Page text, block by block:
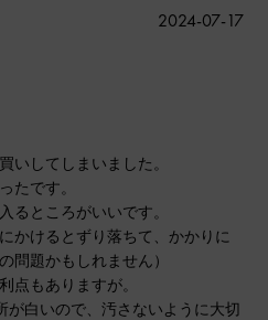
いしてしまいました。
たです。
るところがいいです。
かけるとずり落ちて、かかりに
問題かもしれません）
点もありますが。
が白いので、汚さないように大切
公
2024-07-17